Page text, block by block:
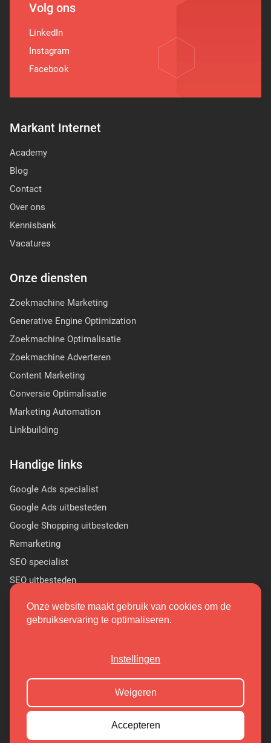
Markant Internet
Academy
Blog
Contact
Over ons
Kennisbank
Vacatures
Onze diensten
Zoekmachine Marketing
Generative Engine Optimization
Zoekmachine Optimalisatie
Zoekmachine Adverteren
Content Marketing
Conversie Optimalisatie
Marketing Automation
Linkbuilding
Handige links
Google Ads specialist
Google Ads uitbesteden
Google Shopping uitbesteden
Remarketing
SEO specialist
SEO uitbesteden
PR linkbuilding
(9.7/10)
Copyright 2026 Markant Internet
Cookieoverzicht
Privacy Policy
Volg ons
LinkedIn
Instagram
Facebook
Onze website maakt gebruik van cookies om de
gebruikservaring te optimaliseren.
Instellingen
Weigeren
Accepteren